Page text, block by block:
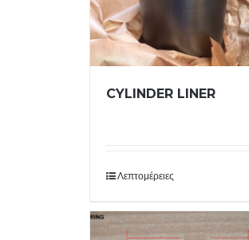
CYLINDER LINER
Λεπτομέρειες